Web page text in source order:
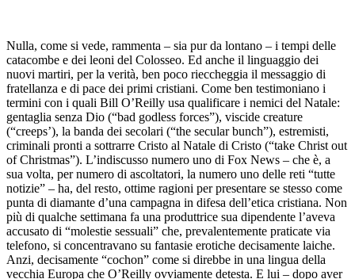
Nulla, come si vede, rammenta – sia pur da lontano – i tempi delle
catacombe e dei leoni del Colosseo. Ed anche il linguaggio dei
nuovi martiri, per la verità, ben poco rieccheggia il messaggio di
fratellanza e di pace dei primi cristiani. Come ben testimoniano i
termini con i quali Bill O’Reilly usa qualificare i nemici del Natale:
gentaglia senza Dio (“bad godless forces”), viscide creature
(“creeps’), la banda dei secolari (“the secular bunch”), estremisti,
criminali pronti a sottrarre Cristo al Natale di Cristo (“take Christ out
of Christmas”). L’indiscusso numero uno di Fox News – che è, a
sua volta, per numero di ascoltatori, la numero uno delle reti “tutte
notizie” – ha, del resto, ottime ragioni per presentare se stesso come
punta di diamante d’una campagna in difesa dell’etica cristiana. Non
più di qualche settimana fa una produttrice sua dipendente l’aveva
accusato di “molestie sessuali” che, prevalentemente praticate via
telefono, si concentravano su fantasie erotiche decisamente laiche.
Anzi, decisamente “cochon” come si direbbe in una lingua della
vecchia Europa che O’Reilly ovviamente detesta. E lui – dopo aver